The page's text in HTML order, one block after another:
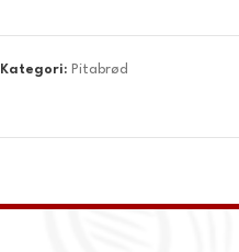
Kategori: Pitabrød